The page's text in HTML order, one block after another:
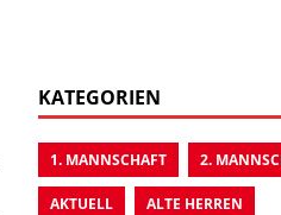
KATEGORIEN
1. MANNSCHAFT 2.
AKTUELL ALTE HERREN